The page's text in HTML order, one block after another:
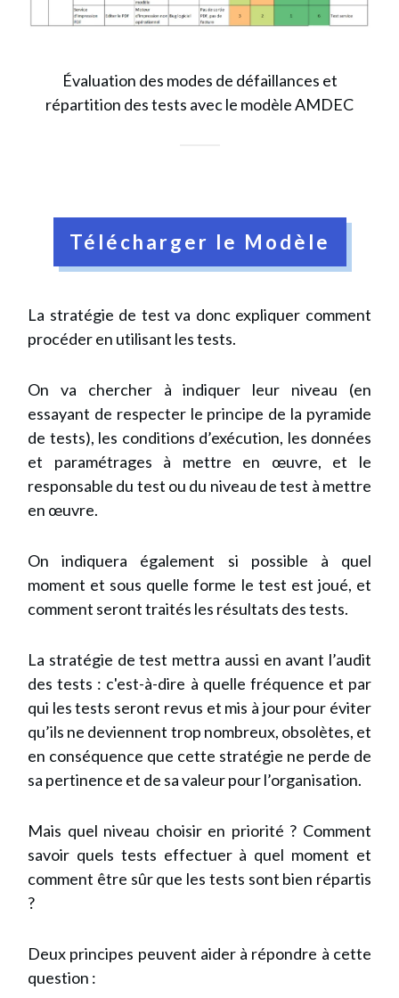
Évaluation des modes de défaillances et
répartition des tests avec le modèle AMDEC
Télécharger le Modèle
La stratégie de test va donc expliquer comment
procéder en utilisant les tests.
On va chercher à indiquer leur niveau (en
essayant de respecter le principe de la pyramide
de tests), les conditions d’exécution, les données
et paramétrages à mettre en œuvre, et le
responsable du test ou du niveau de test à mettre
en œuvre.
On indiquera également si possible à quel
moment et sous quelle forme le test est joué, et
comment seront traités les résultats des tests.
La stratégie de test mettra aussi en avant l’audit
des tests : c'est-à-dire à quelle fréquence et par
qui les tests seront revus et mis à jour pour éviter
qu’ils ne deviennent trop nombreux, obsolètes, et
en conséquence que cette stratégie ne perde de
sa pertinence et de sa valeur pour l’organisation.
Mais quel niveau choisir en priorité ? Comment
savoir quels tests effectuer à quel moment et
comment être sûr que les tests sont bien répartis
?
Deux principes peuvent aider à répondre à cette
question :